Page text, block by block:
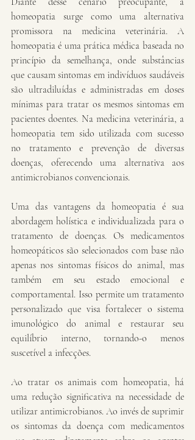
homeopatia surge como uma alternativa
promissora na medicina veterinária. A
homeopatia é uma prática médica baseada no
princípio da semelhança, onde substâncias
que causam sintomas em indivíduos saudáveis
são ultradiluídas e administradas em doses
mínimas para tratar os mesmos sintomas em
pacientes doentes. Na medicina veterinária, a
homeopatia tem sido utilizada com sucesso
no tratamento e prevenção de diversas
doenças, oferecendo uma alternativa aos
antimicrobianos convencionais.
Uma das vantagens da homeopatia é sua
abordagem holística e individualizada para o
tratamento de doenças. Os medicamentos
homeopáticos são selecionados com base não
apenas nos sintomas físicos do animal, mas
também em seu estado emocional e
comportamental. Isso permite um tratamento
personalizado que visa fortalecer o sistema
imunológico do animal e restaurar seu
equilíbrio interno, tornando-o menos
suscetível a infecções.
Ao tratar os animais com homeopatia, há
uma redução significativa na necessidade de
utilizar antimicrobianos. Ao invés de suprimir
os sintomas da doença com medicamentos